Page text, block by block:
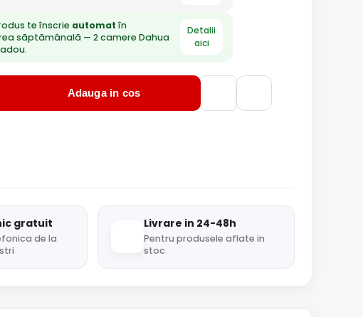
te înscrie automat în
săptămânală — 2 camere Dahua
Detalii
aici
Adauga in cos
gratuit
de la
Livrare in 24-48h
Pentru produsele aflate in
stoc